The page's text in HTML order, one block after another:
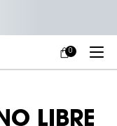
MEU
CARRINHO
0
0 PRODUCT IN
LIBRE